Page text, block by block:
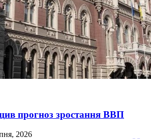
прогноз зростання ВВП
2026